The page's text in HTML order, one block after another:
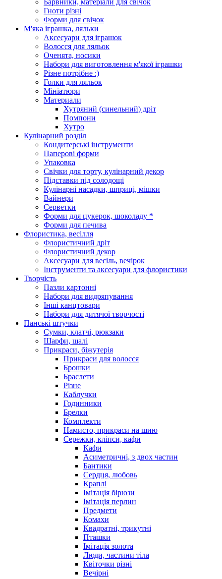
Гноти різні
Форми для свічок
М'яка іграшка, ляльки
Аксесуари для іграшок
Волосся для ляльок
Оченята, носики
Набори для виготовлення м'якої іграшки
Різне потрібне :)
Голки для ляльок
Мініатюри
Материали
Хутряний (синельний) дріт
Помпони
Хутро
Кулінарний розділ
Кондитерські інструменти
Паперові форми
Упаковка
Свічки для торту, кулінарний декор
Підставки під солодощі
Кулінарні насадки, шприці, мішки
Вайнери
Серветки
Форми для цукерок, шоколаду *
Форми для печива
Флористика, весілля
Флористичний дріт
Флористичний декор
Аксесуари для весіль, вечірок
Інструменти та аксесуари для флористики
Творчість
Пазли картонні
Набори для видряпування
Інші канцтовари
Набори для дитячої творчості
Панські штучки
Сумки, клатчі, рюкзаки
Шарфи, шалі
Прикраси, біжутерія
Прикраси для волосся
Брошки
Браслети
Різне
Каблучки
Годинники
Брелки
Комплекти
Намисто, прикраси на шию
Сережки, кліпси, кафи
Кафи
Асиметричні, з двох частин
Бантики
Сердця, любовь
Краплі
Імітація бірюзи
Імітація перлин
Предмети
Комахи
Квадратні, трикутні
Пташки
Імітація золота
Люди, частини тіла
Квіточки різні
Вечірні